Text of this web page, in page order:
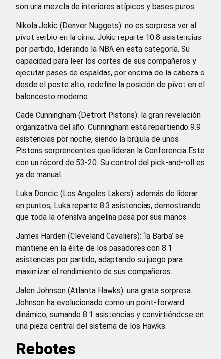
son una mezcla de interiores atípicos y bases puros.
Nikola Jokic (Denver Nuggets): no es sorpresa ver al
pívot serbio en la cima. Jokic reparte 10.8 asistencias
por partido, liderando la NBA en esta categoría. Su
capacidad para leer los cortes de sus compañeros y
ejecutar pases de espaldas, por encima de la cabeza o
desde el poste alto, redefine la posición de pívot en el
baloncesto moderno.
Cade Cunningham (Detroit Pistons): la gran revelación
organizativa del año. Cunningham está repartiendo 9.9
asistencias por noche, siendo la brújula de unos
Pistons sorprendentes que lideran la Conferencia Este
con un récord de 53-20. Su control del pick-and-roll es
ya de manual.
Luka Doncic (Los Angeles Lakers): además de liderar
en puntos, Luka reparte 8.3 asistencias, demostrando
que toda la ofensiva angelina pasa por sus manos.
James Harden (Cleveland Cavaliers): ‘la Barba’ se
mantiene en la élite de los pasadores con 8.1
asistencias por partido, adaptando su juego para
maximizar el rendimiento de sus compañeros.
Jalen Johnson (Atlanta Hawks): una grata sorpresa.
Johnson ha evolucionado como un point-forward
dinámico, sumando 8.1 asistencias y convirtiéndose en
una pieza central del sistema de los Hawks.
Rebotes